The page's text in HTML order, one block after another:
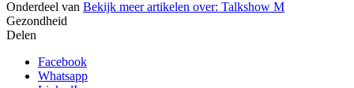
Onderdeel van Bekijk meer artikelen over: Talkshow M
Gezondheid
Delen
Facebook
Whatsapp